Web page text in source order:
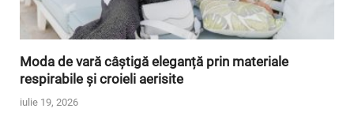
Moda de vară câștigă eleganță prin materiale
respirabile și croieli aerisite
iulie 19, 2026